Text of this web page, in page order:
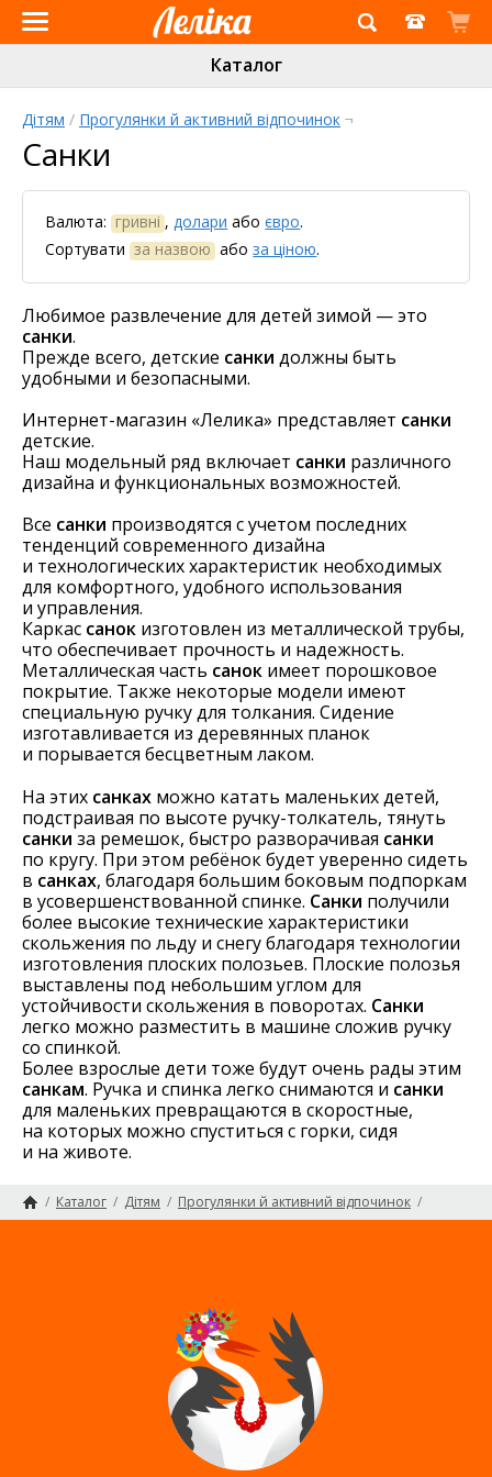
Інтернет-
магазин
«Леліка»
Каталог
Дітям / Прогулянки й активний відпочинок ¬
Санки
Валюта: гривні ,долари абоєвро.
Сортувати за назвою абоза ціною.
Любимое развлечение для детей зимой — это
санки.
Прежде всего, детские санки должны быть
удобными и безопасными.
Интернет-магазин «Лелика» представляет санки
детские.
Наш модельный ряд включает санки различного
дизайна и функциональных возможностей.
Все санки производятся с учетом последних
тенденций современного дизайна
и технологических характеристик необходимых
для комфортного, удобного использования
и управления.
Каркас санок изготовлен из металлической трубы,
что обеспечивает прочность и надежность.
Металлическая часть санок имеет порошковое
покрытие. Также некоторые модели имеют
специальную ручку для толкания. Сидение
изготавливается из деревянных планок
и порывается бесцветным лаком.
На этих санках можно катать маленьких детей,
подстраивая по высоте ручку-толкатель, тянуть
санки за ремешок, быстро разворачивая санки
по кругу. При этом ребёнок будет уверенно сидеть
в санках, благодаря большим боковым подпоркам
в усовершенствованной спинке. Санки получили
более высокие технические характеристики
скольжения по льду и снегу благодаря технологии
изготовления плоских полозьев. Плоские полозья
выставлены под небольшим углом для
устойчивости скольжения в поворотах. Санки
легко можно разместить в машине сложив ручку
со спинкой.
Более взрослые дети тоже будут очень рады этим
санкам. Ручка и спинка легко снимаются и санки
для маленьких превращаются в скоростные,
на которых можно спуститься с горки, сидя
и на животе.
/ Каталог / Дітям / Прогулянки й активний відпочинок /